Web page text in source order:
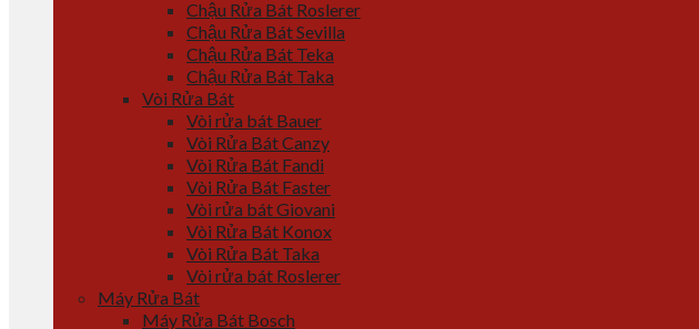
Chậu Rửa Bát Roslerer
Chậu Rửa Bát Sevilla
Chậu Rửa Bát Teka
Chậu Rửa Bát Taka
Vòi Rửa Bát
Vòi rửa bát Bauer
Vòi Rửa Bát Canzy
Vòi Rửa Bát Fandi
Vòi Rửa Bát Faster
Vòi rửa bát Giovani
Vòi Rửa Bát Konox
Vòi Rửa Bát Taka
Vòi rửa bát Roslerer
Máy Rửa Bát
Máy Rửa Bát Bosch